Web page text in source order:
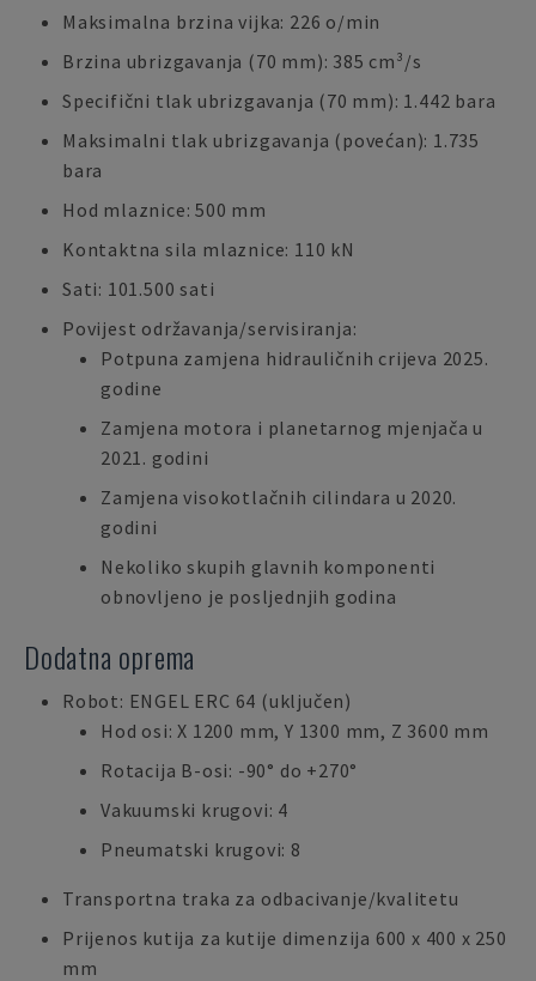
Maksimalna brzina vijka: 226 o/min
Brzina ubrizgavanja (70 mm): 385 cm³/s
Specifični tlak ubrizgavanja (70 mm): 1.442 bara
Maksimalni tlak ubrizgavanja (povećan): 1.735
bara
Hod mlaznice: 500 mm
Kontaktna sila mlaznice: 110 kN
Sati: 101.500 sati
Povijest održavanja/servisiranja:
Potpuna zamjena hidrauličnih crijeva 2025.
godine
Zamjena motora i planetarnog mjenjača u
2021. godini
Zamjena visokotlačnih cilindara u 2020.
godini
Nekoliko skupih glavnih komponenti
obnovljeno je posljednjih godina
Dodatna oprema
Robot: ENGEL ERC 64 (uključen)
Hod osi: X 1200 mm, Y 1300 mm, Z 3600 mm
Rotacija B-osi: -90° do +270°
Vakuumski krugovi: 4
Pneumatski krugovi: 8
Transportna traka za odbacivanje/kvalitetu
Prijenos kutija za kutije dimenzija 600 x 400 x 250
mm